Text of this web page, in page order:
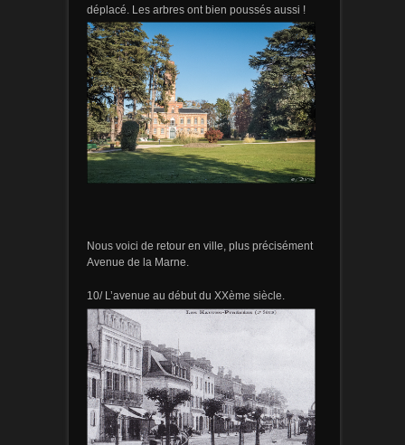
déplacé. Les arbres ont bien poussés aussi !
Nous voici de retour en ville, plus précisément
Avenue de la Marne.
10/ L’avenue au début du XXème siècle.